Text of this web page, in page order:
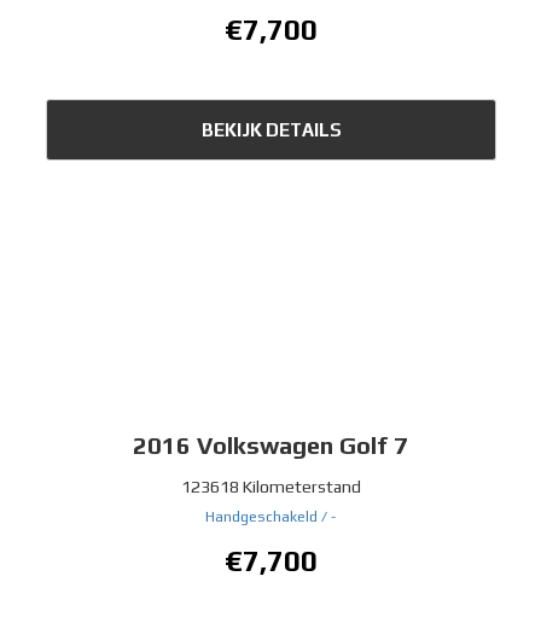
€7,700
BEKIJK DETAILS
2016 Volkswagen Golf 7
123618 Kilometerstand
Handgeschakeld / -
€7,700